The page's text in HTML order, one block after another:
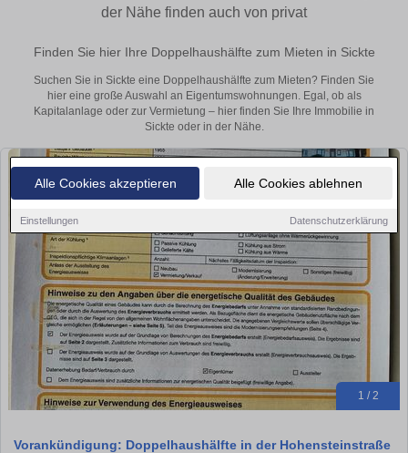
Alle Cookies akzeptieren Alle Cookies ablehnen
Einstellungen Datenschutzerklärung
der Nähe finden auch von privat
Finden Sie hier Ihre Doppelhaushälfte zum Mieten in Sickte
Suchen Sie in Sickte eine Doppelhaushälfte zum Mieten? Finden Sie
hier eine große Auswahl an Eigentumswohnungen. Egal, ob als
Kapitalanlage oder zur Vermietung – hier finden Sie Ihre Immobilie in
Sickte oder in der Nähe.
1 / 2
Vorankündigung: Doppelhaushälfte in der Hohensteinstraße